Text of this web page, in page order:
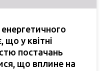
що у квітні
постачань
що вплине на